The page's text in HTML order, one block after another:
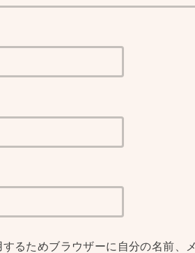
るためブラウザーに自分の名前、